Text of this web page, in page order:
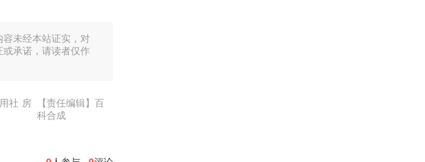
未经本站证实，对
承诺，请读者仅作
社 房
【责任编辑】百
科合成